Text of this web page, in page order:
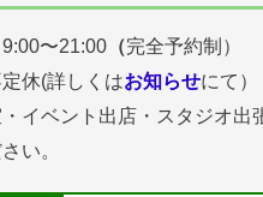
9:00〜21:00 （完全予約制）
定休(詳しくはお知らせにて）
イベント出店・スタジオ出
い。